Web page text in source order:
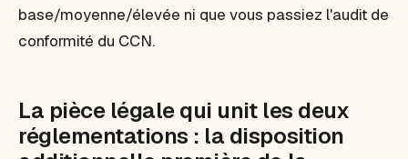
base/moyenne/élevée ni que vous passiez l'audit de
conformité du CCN.
La pièce légale qui unit les deux
réglementations : la disposition